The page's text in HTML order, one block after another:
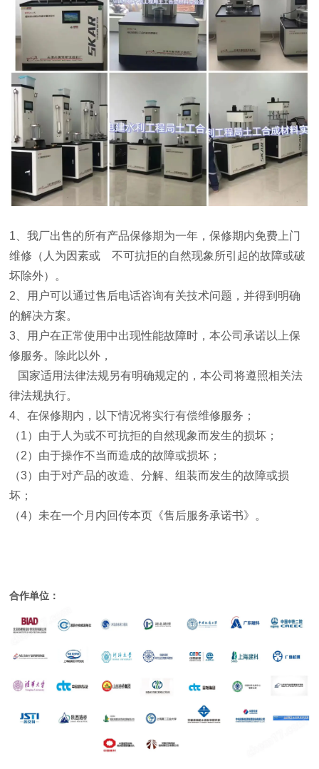
1 、我厂出售的所有产品保修期为一年，保修期内免费上门
维修（人为因素或
不可抗拒的自然现象所引起的故障或破
坏除外）。
2 、用户可以通过售后电话咨询有关技术问题，并得到明确
的解决方案。
3 、用户在正常使用中出现性能故障时，本公司承诺以上保
修服务。除此以外，
国家适用法律法规另有明确规定的，本公司将遵照相关法
律法规执行。
4 、在保修期内，以下情况将实行有偿维修服务；
（1）由于人为或不可抗拒的自然现象而发生的损坏；
（2）由于操作不当而造成的故障或损坏；
（3）由于对产品的改造、分解、组装而发生的故障或损
坏；
（4）未在一个月内回传本页《售后服务承诺书》。
合作单位：